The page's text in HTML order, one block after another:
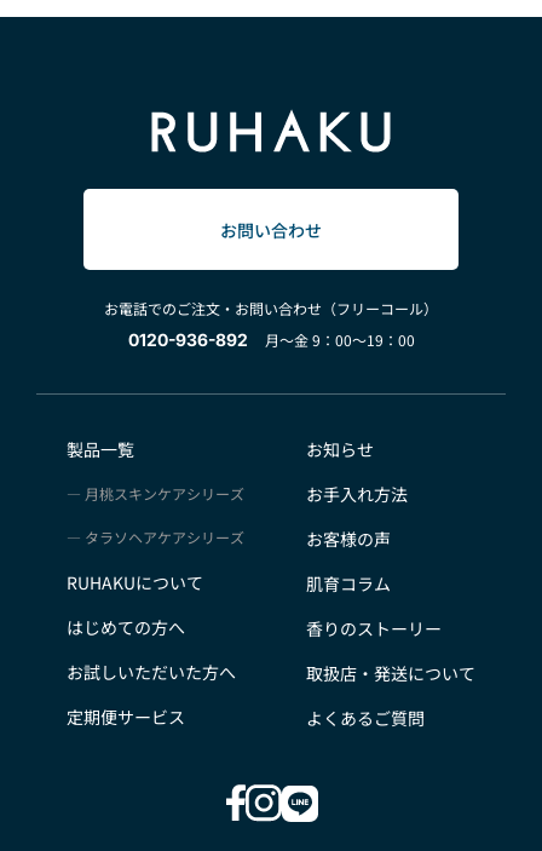
お問い合わせ
お電話でのご注文・お問い合わせ（フリーコール）
0120-936-892
月～金 9：00～19：00
製品一覧
月桃スキンケアシリーズ
タラソヘアケアシリーズ
RUHAKUについて
はじめての方へ
お試しいただいた方へ
定期便サービス
お知らせ
お手入れ方法
お客様の声
肌育コラム
香りのストーリー
取扱店・発送について
よくあるご質問